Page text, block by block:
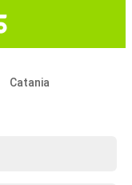
Catania